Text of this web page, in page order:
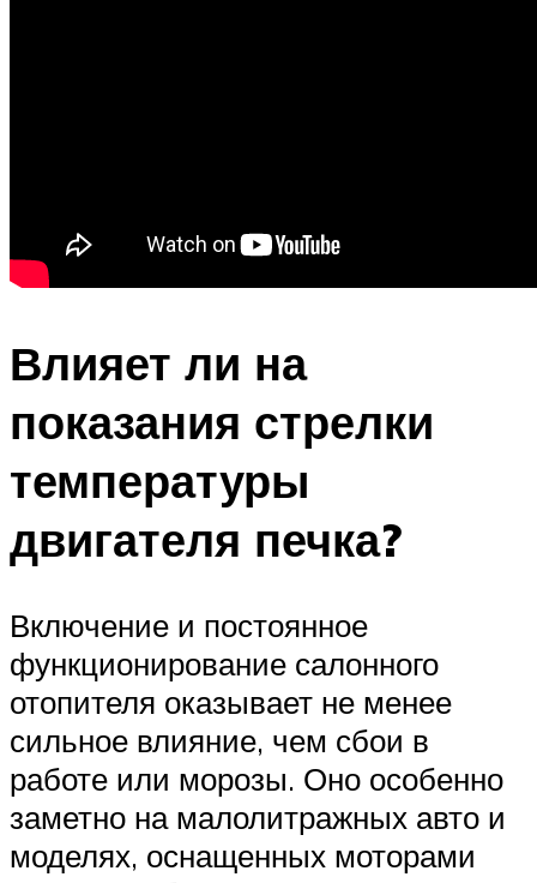
Влияет ли на
показания стрелки
температуры
двигателя печка?
Включение и постоянное
функционирование салонного
отопителя оказывает не менее
сильное влияние, чем сбои в
работе или морозы. Оно особенно
заметно на малолитражных авто и
моделях, оснащенных моторами